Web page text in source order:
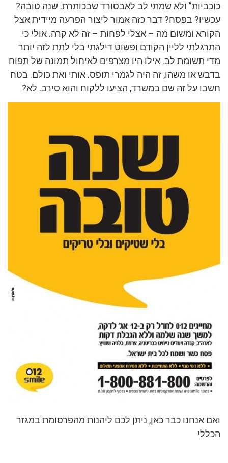
כוכביות” ולא שמתי לב לאבסורד שבכותרת. שנה טובה?
עכשיו? בפסח? דבר כזה אמור ליצור הפרעה מיידית אצל
הקורא ומשום מה – אצלי לפחות – זה לא קרה. אולי כי
התרגלתי לליין הקודם ופשוט דילגתי בלי לתת לזה יותר
מדי תשומת לב. אילו היו מצרפים לאיחול תמונה של תפוח
בדבש או משהו, זה היה לגמרי תופס. אותי ואת כולם. בטח
חשבו על זה שם במשרד, הציעו ללקוח והוא סירב. לא?
ואם אנחנו כבר כאן, ניתן לכם ליהנות מהפרסומת במגזר
הכללי